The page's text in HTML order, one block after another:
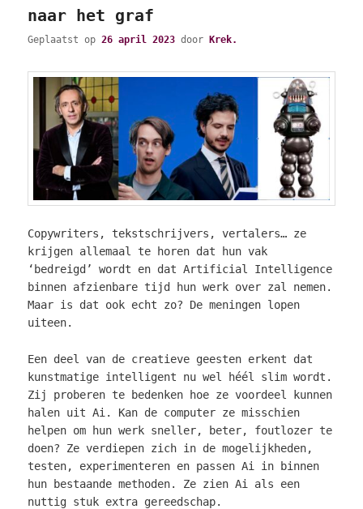
naar het graf
Geplaatst op26 april 2023 door Krek.
Copywriters, tekstschrijvers, vertalers… ze
krijgen allemaal te horen dat hun vak
‘bedreigd’ wordt en dat Artificial Intelligence
binnen afzienbare tijd hun werk over zal nemen.
Maar is dat ook echt zo? De meningen lopen
uiteen.
Een deel van de creatieve geesten erkent dat
kunstmatige intelligent nu wel héél slim wordt.
Zij proberen te bedenken hoe ze voordeel kunnen
halen uit Ai. Kan de computer ze misschien
helpen om hun werk sneller, beter, foutlozer te
doen? Ze verdiepen zich in de mogelijkheden,
testen, experimenteren en passen Ai in binnen
hun bestaande methoden. Ze zien Ai als een
nuttig stuk extra gereedschap.